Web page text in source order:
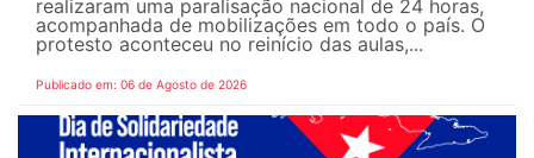
realizaram uma paralisação nacional de 24 horas,
acompanhada de mobilizações em todo o país. O
protesto aconteceu no reinício das aulas,...
Publicado em: 06 de Agosto de 2026